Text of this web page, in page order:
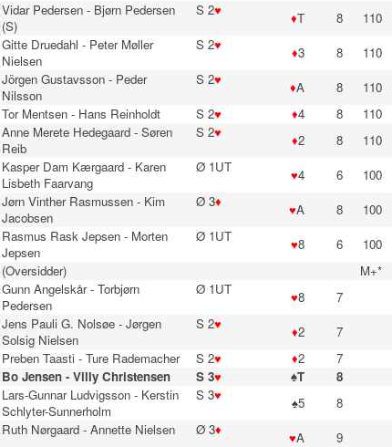
Vidar Pedersen - Bjørn Pedersen
(S)
S 2♥ ♦T 8 110
Gitte Druedahl - Peter Møller
Nielsen
S 2♥ ♦3 8 110
Jörgen Gustavsson - Peder
Nilsson
S 2♥ ♦A 8 110
Tor Mentsen - Hans Reinholdt S 2♥ ♦4 8 110
Anne Merete Hedegaard - Søren
Reib
S 2♥ ♦2 8 110
Kasper Dam Kærgaard - Karen
Lisbeth Faarvang
Ø 1UT ♥4 6 100
Jørn Vinther Rasmussen - Kim
Jacobsen
Ø 3♦ ♥A 8 100
Rasmus Rask Jepsen - Morten
Jepsen
Ø 1UT ♥8 6 100
(Oversidder) M+*
Gunn Angelskår - Torbjørn
Pedersen
Ø 1UT ♥8 7
Jens Pauli G. Nolsøe - Jørgen
Solsig Nielsen
S 2♥ ♦2 7
Preben Taasti - Ture Rademacher S 2♥ ♦2 7
Bo Jensen - Villy Christensen S 3♥ ♠T 8
Lars-Gunnar Ludvigsson - Kerstin
Schlyter-Sunnerholm
S 3♥ ♠5 8
Ruth Nørgaard - Annette Nielsen Ø 3♦ ♥A 9